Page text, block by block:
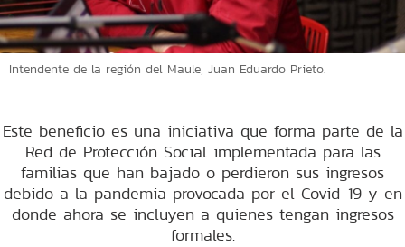
Intendente de la región del Maule, Juan Eduardo Prieto.
Este beneficio es una iniciativa que forma parte de la
Red de Protección Social implementada para las
familias que han bajado o perdieron sus ingresos
debido a la pandemia provocada por el Covid-19 y en
donde ahora se incluyen a quienes tengan ingresos
formales.